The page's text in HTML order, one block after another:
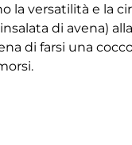
la versatilità e la
di avena) alla
di farsi una